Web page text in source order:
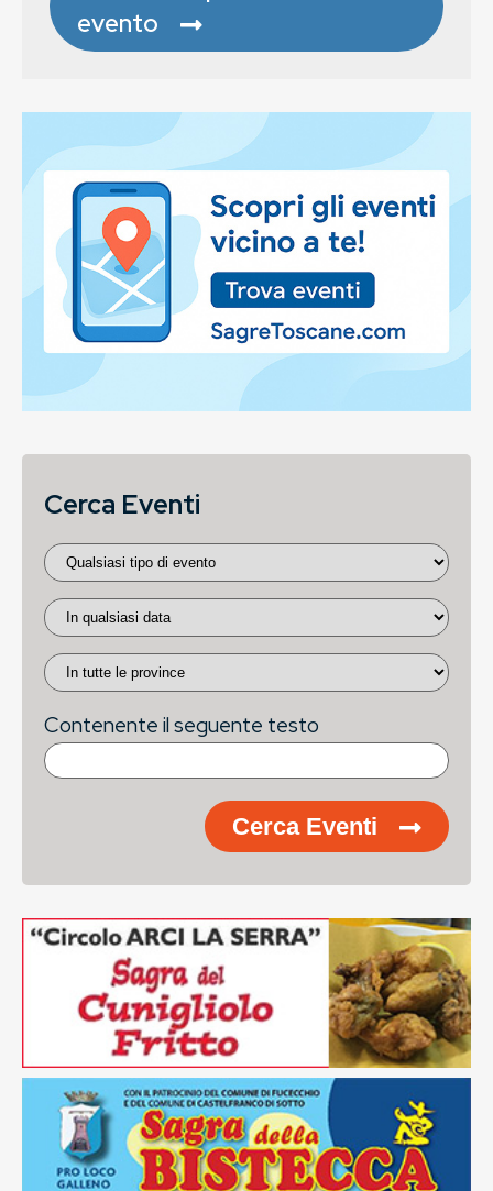
evento
Cerca Eventi
Contenente il seguente testo
Cerca Eventi